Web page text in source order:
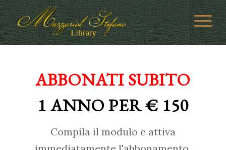
ABBONATI SUBITO
1 ANNO PER € 150
Compila il modulo e attiva